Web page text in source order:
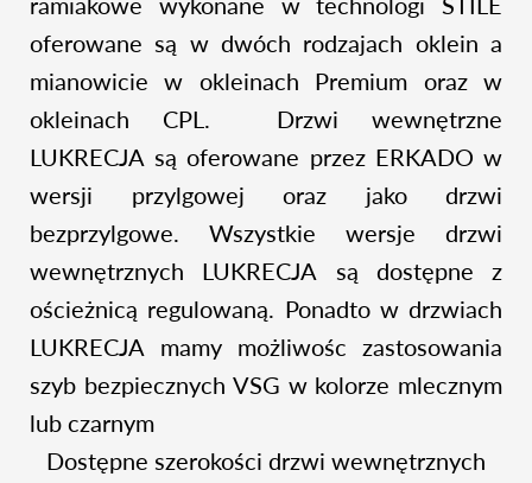
oferowane są w dwóch rodzajach oklein a
mianowicie w okleinach Premium oraz w
okleinach CPL. Drzwi wewnętrzne
LUKRECJA są oferowane przez ERKADO w
wersji przylgowej oraz jako drzwi
bezprzylgowe. Wszystkie wersje drzwi
wewnętrznych LUKRECJA są dostępne z
ościeżnicą regulowaną. Ponadto w drzwiach
LUKRECJA mamy możliwośc zastosowania
szyb bezpiecznych VSG w kolorze mlecznym
lub czarnym
Dostępne szerokości drzwi wewnętrznych